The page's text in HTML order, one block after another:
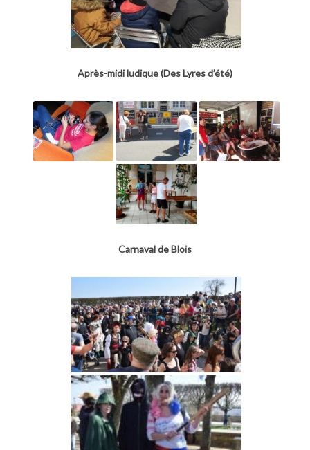
Après-midi ludique (Des Lyres d’été)
Carnaval de Blois